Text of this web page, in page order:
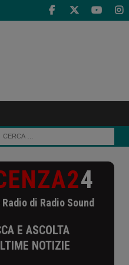
4
di Radio Sound
E ASCOLTA
NOTIZIE